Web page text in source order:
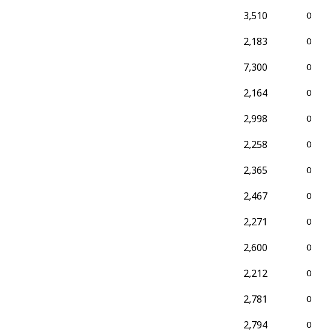
0
3,510
0
2,183
0
7,300
0
2,164
0
2,998
0
2,258
0
2,365
0
2,467
0
2,271
0
2,600
0
2,212
0
2,781
0
2,794